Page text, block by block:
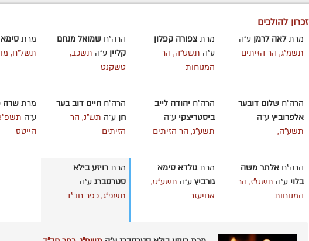
זכרון להולכים
מרתלאה לרמן ע״ה
תשמ"ג, הר הזיתים
מרתצפורה קפלון
ע״ה תשס"ה, הר
המנוחות
הרה"חשמואל מנחם
קליין ע״ה תשכב,
טשקנט
מרת
תשל"ח,
הרה"חשלום דובער
אלפרוביץ ע״ה
תשע"ה,
הרה"חיהודה לייב
ביסטריצקי ע״ה
תשע"ג, הר הזיתים
הרה"חחיים דוב בער
חן ע״ה תש"נ, הר
הזיתים
מרת שרה
ע״ה
הייטס
הרה"חאלתר משה
בלוי ע״ה תשס"ז, הר
המנוחות
מרתגולדא סימא
גורביץ ע״ה תשע"ט,
אחיעזר
מרתרויזע בילא
סטרסברג ע״ה
תשפ"ג, כפר חב"ד